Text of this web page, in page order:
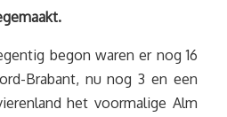
begon waren er nog 16
Brabant, nu nog 3 en een
het voormalige Alm